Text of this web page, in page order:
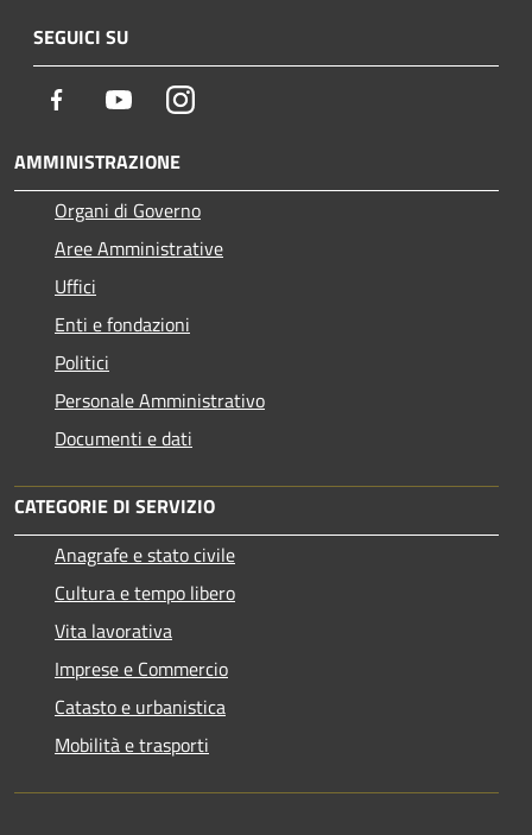
SEGUICI SU
Facebook YoutubeInstagram
AMMINISTRAZIONE
Organi di Governo
Aree Amministrative
Uffici
Enti e fondazioni
Politici
Personale Amministrativo
Documenti e dati
CATEGORIE DI SERVIZIO
Anagrafe e stato civile
Cultura e tempo libero
Vita lavorativa
Imprese e Commercio
Catasto e urbanistica
Mobilità e trasporti